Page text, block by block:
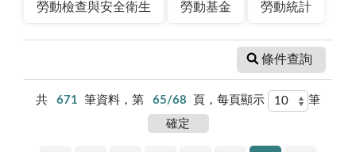
勞動檢查與安全衛生 勞動基金 勞動統計
條件查詢
共 671 筆資料，第 65/68 頁，每頁顯示 筆